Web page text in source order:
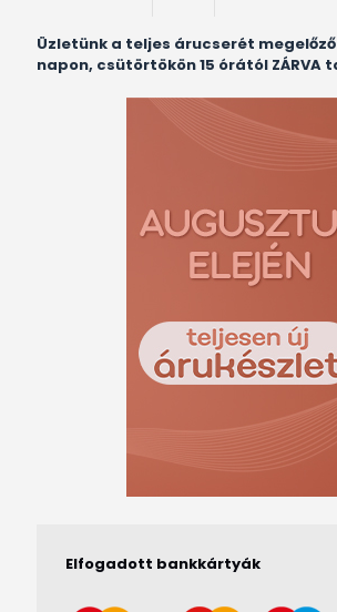
Üzletünk a teljes árucserét
napon, csütörtökön 15 órától ZÁRVA
Elfogadott bankkártyák